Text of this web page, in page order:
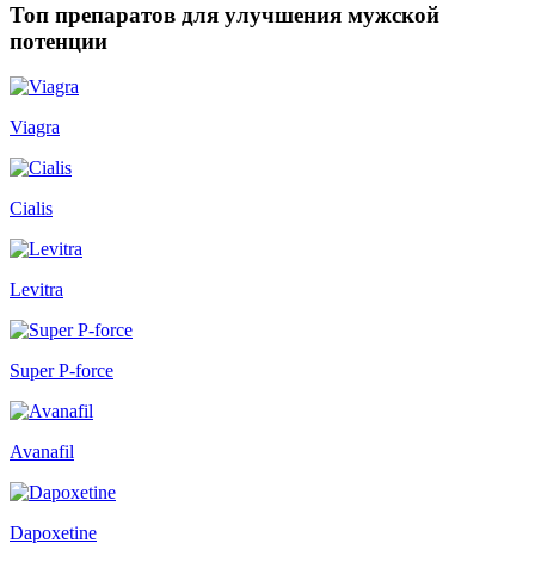
Топ препаратов для улучшения мужской
потенции
Viagra
Cialis
Levitra
Super P-force
Avanafil
Dapoxetine